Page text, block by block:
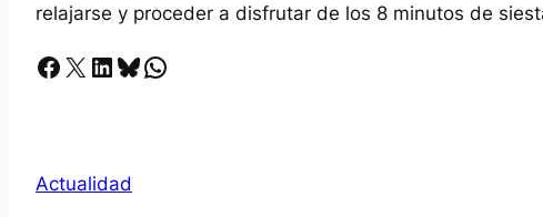
relajarse y proceder a disfrutar de los 8 minutos de
Facebook X LinkedIn Bluesky Whatsapp
Actualidad